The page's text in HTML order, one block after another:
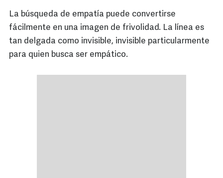
La búsqueda de empatía puede convertirse
fácilmente en una imagen de frivolidad. La línea es
tan delgada como invisible, invisible particularmente
para quien busca ser empático.